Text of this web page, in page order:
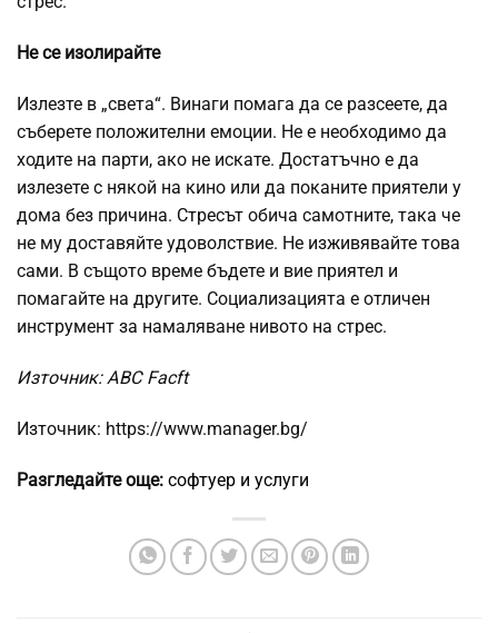
Не се изолирайте
Излезте в „света“. Винаги помага да се разсеете, да
съберете положителни емоции. Не е необходимо да
ходите на парти, ако не искате. Достатъчно е да
излезете с някой на кино или да поканите приятели у
дома без причина. Стресът обича самотните, така че
не му доставяйте удоволствие. Не изживявайте това
сами. В същото време бъдете и вие приятел и
помагайте на другите. Социализацията е отличен
инструмент за намаляване нивото на стрес.
Източник: ABC Facft
Източник: https://www.manager.bg/
Разгледайте още: софтуер и услуги